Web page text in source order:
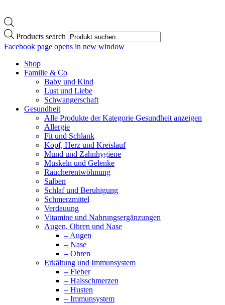
Products search
Facebook page opens in new window
Shop
Familie & Co
Baby und Kind
Lust und Liebe
Schwangerschaft
Gesundheit
Alle Produkte der Kategorie Gesundheit anzeigen
Allergie
Fit und Schlank
Kopf, Herz und Kreislauf
Mund und Zahnhygiene
Muskeln und Gelenke
Raucherentwöhnung
Salben
Schlaf und Beruhigung
Schmerzmittel
Verdauung
Vitamine und Nahrungsergänzungen
Augen, Ohren und Nase
– Augen
– Nase
– Ohren
Erkältung und Immunsystem
– Fieber
– Halsschmerzen
– Husten
– Immunsystem